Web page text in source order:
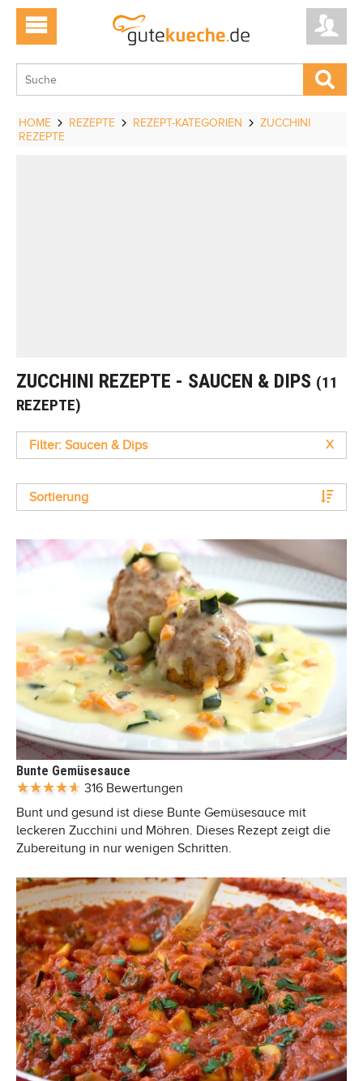
HOME REZEPTE REZEPT-KATEGORIEN
ZUCCHINI
REZEPTE
ZUCCHINI REZEPTE - SAUCEN & DIPS (11
REZEPTE)
Filter: Saucen & Dips X
Sortierung
Bunte Gemüsesauce
316 Bewertungen
Bunt und gesund ist diese Bunte Gemüsesauce mit
leckeren Zucchini und Möhren. Dieses Rezept zeigt die
Zubereitung in nur wenigen Schritten.